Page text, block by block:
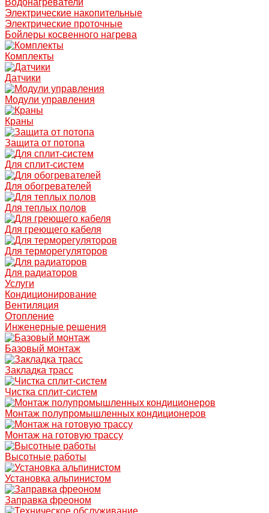
Водонагреватели
Электрические накопительные
Электрические проточные
Бойлеры косвенного нагрева
Комплекты
Датчики
Модули управления
Краны
Защита от потопа
Для сплит-систем
Для обогревателей
Для теплых полов
Для греющего кабеля
Для терморегуляторов
Для радиаторов
Услуги
Кондиционирование
Вентиляция
Отопление
Инженерные решения
Базовый монтаж
Закладка трасс
Чистка сплит-систем
Монтаж полупромышленных кондиционеров
Монтаж на готовую трассу
Высотные работы
Установка альпинистом
Заправка фреоном